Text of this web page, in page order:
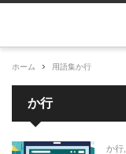
ホーム 用語集か行
か行
か行,